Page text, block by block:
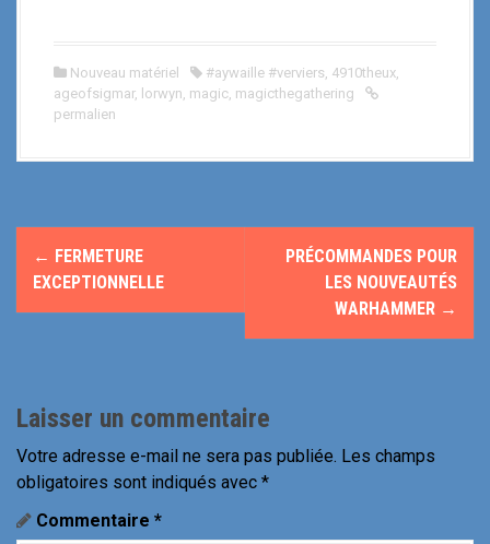
Nouveau matériel #aywaille #verviers 4910theux
ageofsigmar, lorwyn magic magicthegathering
permalien
N
g
a
t
← FERMETURE
EXCEPTIONNELLE
PRÉCOMMANDES POUR
LES NOUVEAUTÉS
WARHAMMER →
Laisser un commentaire
Votre adresse e-mail ne sera pas publiée. Les champs
obligatoires sont indiqués avec *
Commentaire *